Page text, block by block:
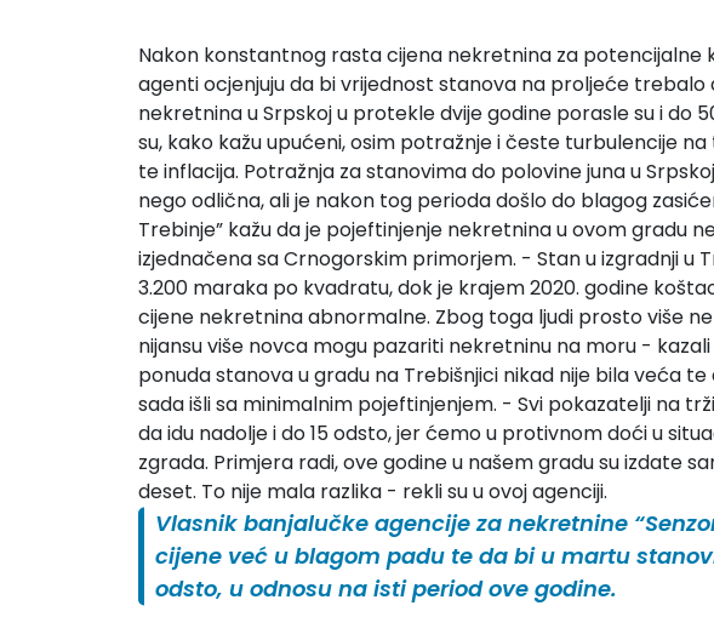
Nakon konstantnog rasta cijena nekretnina za potencijalne
agenti ocjenjuju da bi vrijednost stanova na proljeće trebalo
nekretnina u Srpskoj u protekle dvije godine porasle su i do
su, kako kažu upućeni, osim potražnje i česte turbulencije
te inflacija. Potražnja za stanovima do polovine juna u
nego odlična, ali je nakon tog perioda došlo do blagog
Trebinje” kažu da je pojeftinjenje nekretnina u ovom gradu
izjednačena sa Crnogorskim primorjem. - Stan u izgradnji u
3.200 maraka po kvadratu, dok je krajem 2020. godine
cijene nekretnina abnormalne. Zbog toga ljudi prosto više
nijansu više novca mogu pazariti nekretninu na moru -
ponuda stanova u gradu na Trebišnjici nikad nije bila veća
sada išli sa minimalnim pojeftinjenjem. - Svi pokazatelji na
da idu nadolje i do 15 odsto, jer ćemo u protivnom doći u
zgrada. Primjera radi, ove godine u našem gradu su izdate
deset. To nije mala razlika - rekli su u ovoj agenciji.
Vlasnik banjalučke agencije za nekretnine
cijene već u blagom padu te da bi u martu
odsto, u odnosu na isti period ove godine.